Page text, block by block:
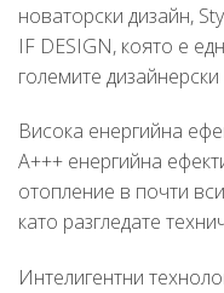
новаторски дизайн,
IF DESIGN, която е
големите
Висока енергийна
A+++ енергийна
отопление в почти
като разгледате
Интелигентни